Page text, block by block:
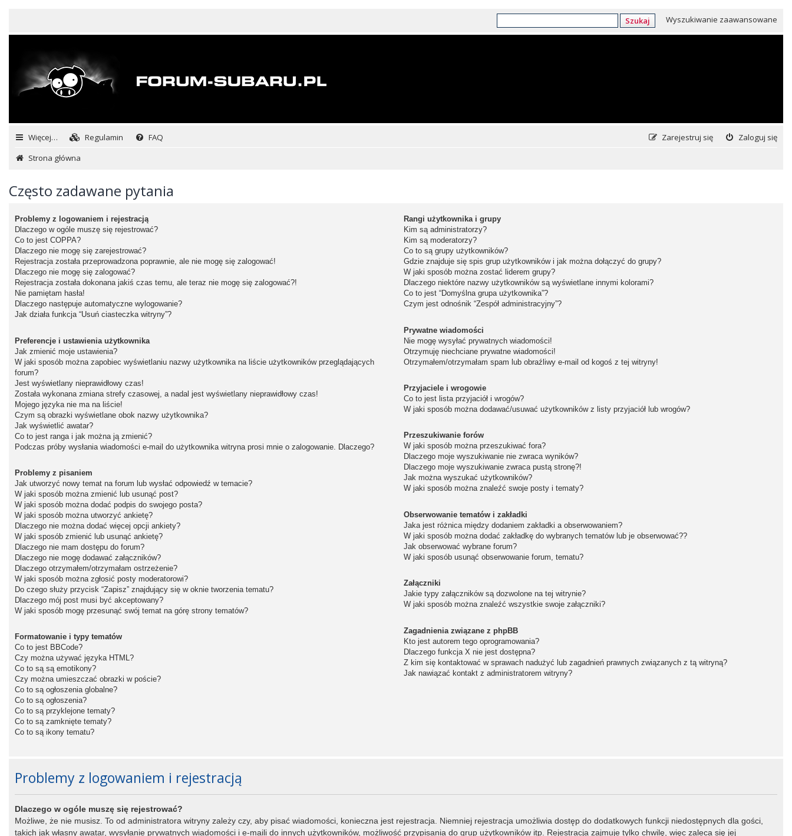
Szukaj Wyszukiwanie zaawansowane
Więcej… Regulamin FAQ Zaloguj się
Zarejestruj się
Strona główna
Często zadawane pytania
Problemy z logowaniem i rejestracją
Dlaczego w ogóle muszę się rejestrować?
Co to jest COPPA?
Dlaczego nie mogę się zarejestrować?
Rejestracja została przeprowadzona poprawnie, ale nie mogę się zalogować!
Dlaczego nie mogę się zalogować?
Rejestracja została dokonana jakiś czas temu, ale teraz nie mogę się zalogować?!
Nie pamiętam hasła!
Dlaczego następuje automatyczne wylogowanie?
Jak działa funkcja “Usuń ciasteczka witryny”?
Preferencje i ustawienia użytkownika
Jak zmienić moje ustawienia?
W jaki sposób można zapobiec wyświetlaniu nazwy użytkownika na liście użytkowników przeglądających
forum?
Jest wyświetlany nieprawidłowy czas!
Została wykonana zmiana strefy czasowej, a nadal jest wyświetlany nieprawidłowy czas!
Mojego języka nie ma na liście!
Czym są obrazki wyświetlane obok nazwy użytkownika?
Jak wyświetlić awatar?
Co to jest ranga i jak można ją zmienić?
Podczas próby wysłania wiadomości e-mail do użytkownika witryna prosi mnie o zalogowanie. Dlaczego?
Problemy z pisaniem
Jak utworzyć nowy temat na forum lub wysłać odpowiedź w temacie?
W jaki sposób można zmienić lub usunąć post?
W jaki sposób można dodać podpis do swojego posta?
W jaki sposób można utworzyć ankietę?
Dlaczego nie można dodać więcej opcji ankiety?
W jaki sposób zmienić lub usunąć ankietę?
Dlaczego nie mam dostępu do forum?
Dlaczego nie mogę dodawać załączników?
Dlaczego otrzymałem/otrzymałam ostrzeżenie?
W jaki sposób można zgłosić posty moderatorowi?
Do czego służy przycisk “Zapisz” znajdujący się w oknie tworzenia tematu?
Dlaczego mój post musi być akceptowany?
W jaki sposób mogę przesunąć swój temat na górę strony tematów?
Formatowanie i typy tematów
Co to jest BBCode?
Czy można używać języka HTML?
Co to są są emotikony?
Czy można umieszczać obrazki w poście?
Co to są ogłoszenia globalne?
Co to są ogłoszenia?
Co to są przyklejone tematy?
Co to są zamknięte tematy?
Co to są ikony tematu?
Rangi użytkownika i grupy
Kim są administratorzy?
Kim są moderatorzy?
Co to są grupy użytkowników?
Gdzie znajduje się spis grup użytkowników i jak można dołączyć do grupy?
W jaki sposób można zostać liderem grupy?
Dlaczego niektóre nazwy użytkowników są wyświetlane innymi kolorami?
Co to jest “Domyślna grupa użytkownika”?
Czym jest odnośnik “Zespół administracyjny”?
Prywatne wiadomości
Nie mogę wysyłać prywatnych wiadomości!
Otrzymuję niechciane prywatne wiadomości!
Otrzymałem/otrzymałam spam lub obraźliwy e-mail od kogoś z tej witryny!
Przyjaciele i wrogowie
Co to jest lista przyjaciół i wrogów?
W jaki sposób można dodawać/usuwać użytkowników z listy przyjaciół lub wrogów?
Przeszukiwanie forów
W jaki sposób można przeszukiwać fora?
Dlaczego moje wyszukiwanie nie zwraca wyników?
Dlaczego moje wyszukiwanie zwraca pustą stronę?!
Jak można wyszukać użytkowników?
W jaki sposób można znaleźć swoje posty i tematy?
Obserwowanie tematów i zakładki
Jaka jest różnica między dodaniem zakładki a obserwowaniem?
W jaki sposób można dodać zakładkę do wybranych tematów lub je obserwować??
Jak obserwować wybrane forum?
W jaki sposób usunąć obserwowanie forum, tematu?
Załączniki
Jakie typy załączników są dozwolone na tej witrynie?
W jaki sposób można znaleźć wszystkie swoje załączniki?
Zagadnienia związane z phpBB
Kto jest autorem tego oprogramowania?
Dlaczego funkcja X nie jest dostępna?
Z kim się kontaktować w sprawach nadużyć lub zagadnień prawnych związanych z tą witryną?
Jak nawiązać kontakt z administratorem witryny?
Problemy z logowaniem i rejestracją
Dlaczego w ogóle muszę się rejestrować?
Możliwe, że nie musisz. To od administratora witryny zależy czy, aby pisać wiadomości, konieczna jest rejestracja. Niemniej rejestracja umożliwia dostęp do dodatkowych funkcji niedostępnych dla gości,
takich jak własny awatar, wysyłanie prywatnych wiadomości i e-maili do innych użytkowników, możliwość przypisania do grup użytkowników itp. Rejestracja zajmuje tylko chwilę, więc zaleca się jej